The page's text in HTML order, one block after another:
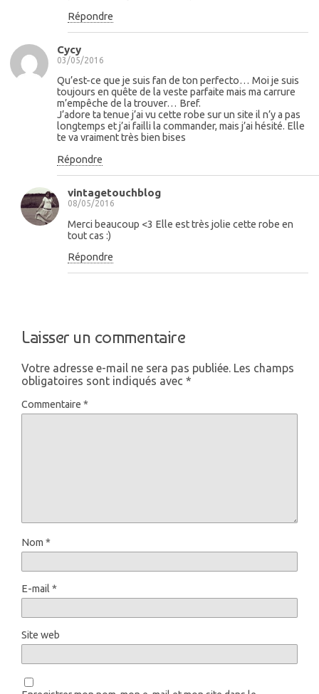
Répondre
Cycy
03/05/2016
Qu’est-ce que je suis fan de ton perfecto… Moi je suis
toujours en quête de la veste parfaite mais ma carrure
m’empêche de la trouver… Bref.
J’adore ta tenue j’ai vu cette robe sur un site il n’y a pas
longtemps et j’ai failli la commander, mais j’ai hésité. Elle
te va vraiment très bien bises
Répondre
vintagetouchblog
08/05/2016
Merci beaucoup <3 Elle est très jolie cette robe en
tout cas :)
Répondre
Laisser un commentaire
Votre adresse e-mail ne sera pas publiée. Les champs
obligatoires sont indiqués avec *
Commentaire *
Nom *
E-mail *
Site web